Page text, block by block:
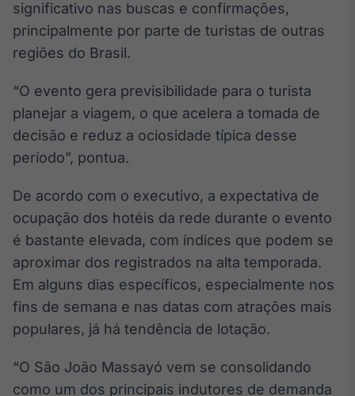
Curadoria de
conteúdos
noticiosos
Soluções de
Tecnologia
Radar
Monitoramento
notícias e
conteúdos
Broadcast
Fundos
A melhor
analisar fundos
no Brasil
significativo nas buscas e confirmações,
principalmente por parte de turistas de outras
regiões do Brasil.
“O evento gera previsibilidade para o turista
planejar a viagem, o que acelera a tomada de
decisão e reduz a ociosidade típica desse
período”, pontua.
De acordo com o executivo, a expectativa de
ocupação dos hotéis da rede durante o evento
é bastante elevada, com índices que podem se
aproximar dos registrados na alta temporada.
Em alguns dias específicos, especialmente nos
fins de semana e nas datas com atrações mais
populares, já há tendência de lotação.
“O São João Massayó vem se consolidando
como um dos principais indutores de demanda